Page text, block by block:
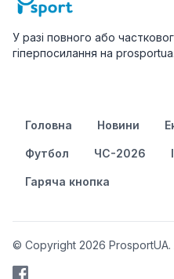
У разі повного або
гіперпосилання на
Головна Новини
Футбол ЧС-2026
Гаряча кнопка
© Copyright 2026 ProsportUA.